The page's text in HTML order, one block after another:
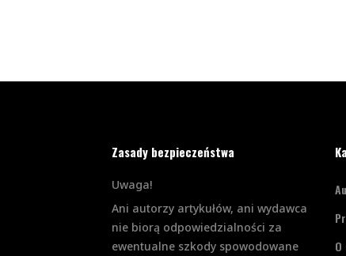
Zasady bezpieczeństwa
Uwaga!
Ani autorzy artykułów, ani wydawca
nie biorą odpowiedzialności za
ewentualne szkody spowodowane